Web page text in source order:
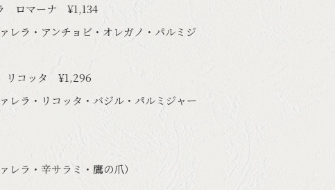
ロマーナ ¥1,134
レラ・アンチョビ・オレガノ・パルミジ
リコッタ ¥1,296
レラ・リコッタ・バジル・パルミジャー
レラ・辛サラミ・鷹の爪）